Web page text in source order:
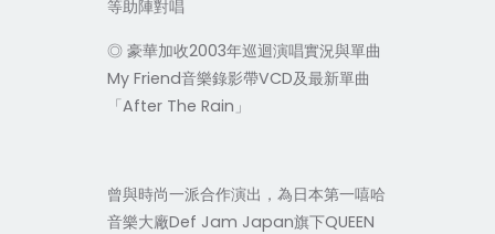
等助陣對唱
◎ 豪華加收2003年巡迴演唱實況與單曲
My Friend音樂錄影帶VCD及最新單曲
「After The Rain」
曾與時尚一派合作演出，為日本第一嘻哈
音樂大廠Def Jam Japan旗下QUEEN